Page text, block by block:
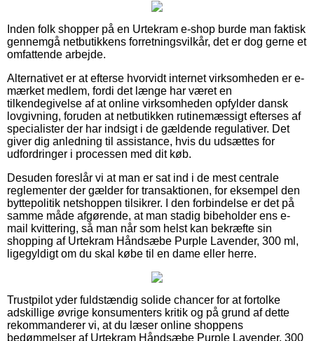
Inden folk shopper på en Urtekram e-shop burde man faktisk
gennemgå netbutikkens forretningsvilkår, det er dog gerne et
omfattende arbejde.
Alternativet er at efterse hvorvidt internet virksomheden er e-
mærket medlem, fordi det længe har været en
tilkendegivelse af at online virksomheden opfylder dansk
lovgivning, foruden at netbutikken rutinemæssigt efterses af
specialister der har indsigt i de gældende regulativer. Det
giver dig anledning til assistance, hvis du udsættes for
udfordringer i processen med dit køb.
Desuden foreslår vi at man er sat ind i de mest centrale
reglementer der gælder for transaktionen, for eksempel den
byttepolitik netshoppen tilsikrer. I den forbindelse er det på
samme måde afgørende, at man stadig bibeholder ens e-
mail kvittering, så man når som helst kan bekræfte sin
shopping af Urtekram Håndsæbe Purple Lavender, 300 ml,
ligegyldigt om du skal købe til en dame eller herre.
Trustpilot yder fuldstændig solide chancer for at fortolke
adskillige øvrige konsumenters kritik og på grund af dette
rekommanderer vi, at du læser online shoppens
bedømmelser af Urtekram Håndsæbe Purple Lavender, 300